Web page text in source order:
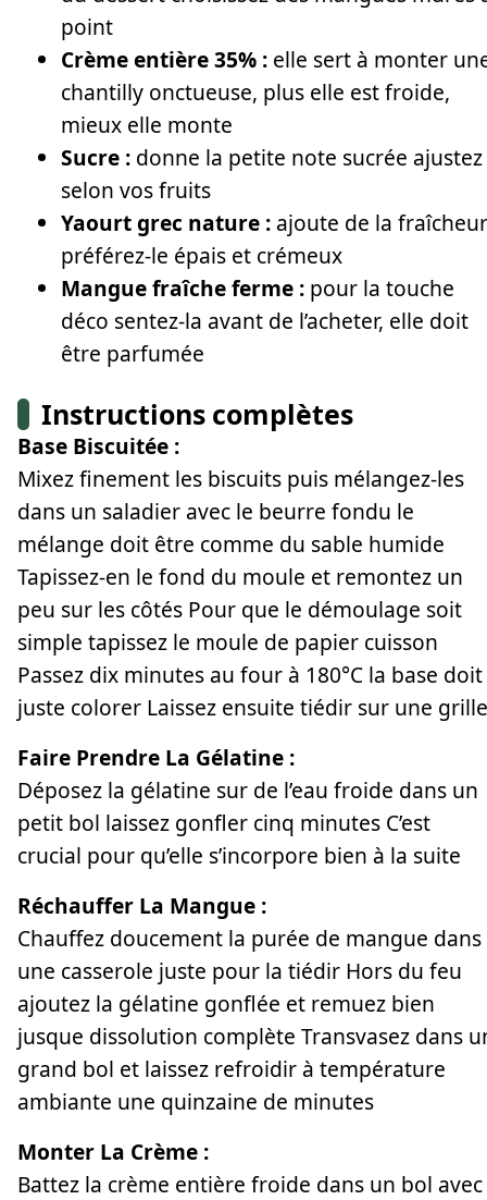
point
Crème entière 35% : elle sert à monter
chantilly onctueuse, plus elle est froide,
mieux elle monte
Sucre : donne la petite note sucrée ajustez
selon vos fruits
Yaourt grec nature : ajoute de la fraîcheur
préférez-le épais et crémeux
Mangue fraîche ferme : pour la touche
déco sentez-la avant de l’acheter, elle doit
être parfumée
Instructions complètes
Base Biscuitée :
Mixez finement les biscuits puis mélangez-les
dans un saladier avec le beurre fondu le
mélange doit être comme du sable humide
Tapissez-en le fond du moule et remontez un
peu sur les côtés Pour que le démoulage soit
simple tapissez le moule de papier cuisson
Passez dix minutes au four à 180°C la base doit
juste colorer Laissez ensuite tiédir sur une grille
Faire Prendre La Gélatine :
Déposez la gélatine sur de l’eau froide dans un
petit bol laissez gonfler cinq minutes C’est
crucial pour qu’elle s’incorpore bien à la suite
Réchauffer La Mangue :
Chauffez doucement la purée de mangue dans
une casserole juste pour la tiédir Hors du feu
ajoutez la gélatine gonflée et remuez bien
jusque dissolution complète Transvasez dans
grand bol et laissez refroidir à température
ambiante une quinzaine de minutes
Monter La Crème :
Battez la crème entière froide dans un bol avec